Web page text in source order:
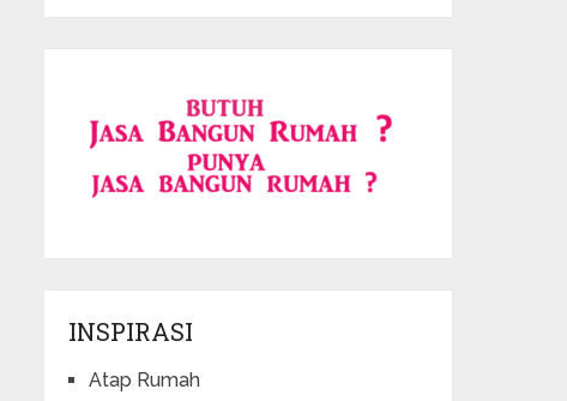
INSPIRASI
Atap Rumah